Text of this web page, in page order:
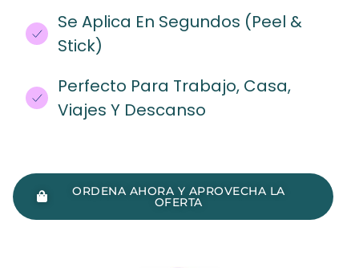
Se Aplica En Segundos (peel &
Stick)
Perfecto Para Trabajo, Casa,
Viajes Y Descanso
ORDENA AHORA Y APROVECHA LA
OFERTA